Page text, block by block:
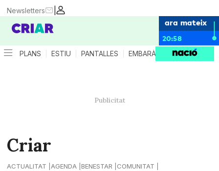
|
Newsletters
ara mateix
20:58
PLANS ESTIU PANTALLES EMBARÀS CRIANÇA
Criar
ACTUALITAT AGENDA BENESTAR
COMUNITAT